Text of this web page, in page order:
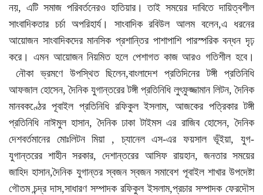
নয়, এটি সমাজ পরিবর্তনেরও হাতিয়ার। তাই সময়ের দাবিতে দায়িত্বশীল
সাংবাদিকতার চর্চা অপরিহার্য। সাংবাদিক রবিউল আলম বলেন,এ ধরনের
আয়োজন সাংবাদিকদের মানসিক প্রশান্তির পাশাপাশি পারস্পরিক বন্ধন দৃঢ়
করে। এমন আয়োজন নিয়মিত হলে পেশাগত কাজ আরও গতিশীল হবে।
নৌকা ভ্রমণে উপস্থিত ছিলেন,বাংলাদেশ প্রতিদিনের টঙ্গী প্রতিনিধি
আফজাল হোসেন, দৈনিক যুগান্তরের টঙ্গী প্রতিনিধি লুৎফুজ্জামান লিটন, দৈনিক
মানবকণ্ঠের পূবাইল প্রতিনিধি রফিকুল ইসলাম, আজকের পত্রিকার টঙ্গী
প্রতিনিধি নাঈমুল হাসান, দৈনিক ঢাকা টাইমস এর রাজিব হোসেন, দৈনিক
দেশবর্তমানের মোঃলিটন মিয়া , চ্যানেল এস-এর ফয়সাল ভূঁইয়া, যুগ-
যুগান্তরের শাহীন সরকার, দেশান্তরের আসিফ রায়হান, জনতার সময়ের
জাহিদ হাসান,দৈনিক যুগান্তর স্বজন স্বজন সমাবেশ পূবাইল শাখার উপদেষ্টা
গৌতম চন্দ্র দাস,সাধারণ সম্পাদক রফিকুল ইসলাম,প্রচার সম্পাদক ফেরদৌস